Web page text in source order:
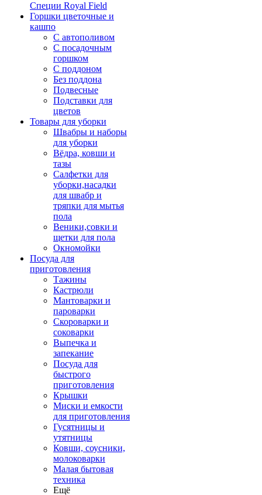
Специи Royal Field
Горшки цветочные и
кашпо
С автополивом
С посадочным
горшком
С поддоном
Без поддона
Подвесные
Подставки для
цветов
Товары для уборки
Швабры и наборы
для уборки
Вёдра, ковши и
тазы
Салфетки для
уборки,насадки
для швабр и
тряпки для мытья
пола
Веники,совки и
щетки для пола
Окномойки
Посуда для
приготовления
Тажины
Кастрюли
Мантоварки и
пароварки
Скороварки и
соковарки
Выпечка и
запекание
Посуда для
быстрого
приготовления
Крышки
Миски и емкости
для приготовления
Гусятницы и
утятницы
Ковши, соусники,
молоковарки
Малая бытовая
техника
Ещё